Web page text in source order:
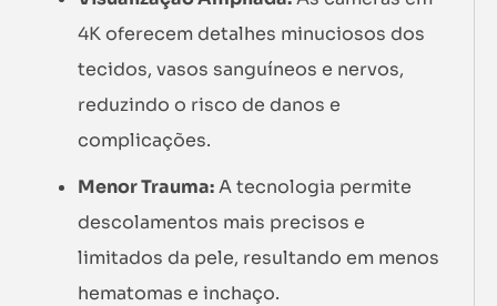
4K oferecem detalhes minuciosos dos
tecidos, vasos sanguíneos e nervos,
reduzindo o risco de danos e
complicações.
Menor Trauma:A tecnologia permite
descolamentos mais precisos e
limitados da pele, resultando em menos
hematomas e inchaço.